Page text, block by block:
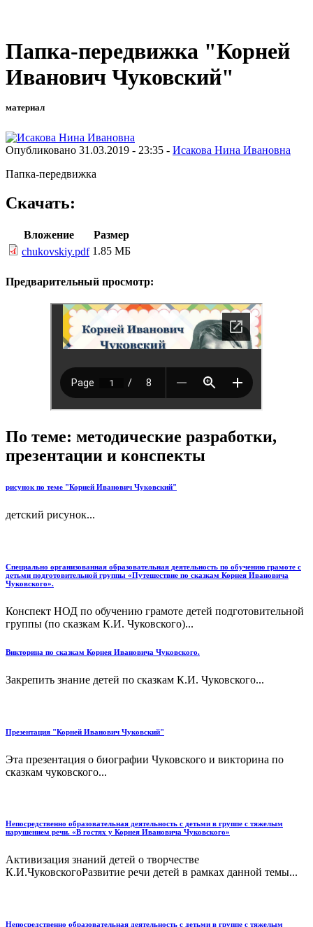
Папка-передвижка "Корней
Иванович Чуковский"
материал
Опубликовано 31.03.2019 - 23:35 - Исакова Нина Ивановна
Папка-передвижка
Скачать:
Вложение
Размер
chukovskiy.pdf 1.85 МБ
Предварительный просмотр:
По теме: методические разработки,
презентации и конспекты
рисунок по теме "Корней Иванович Чуковский"
детский рисунок...
Специально организованная образовательная деятельность по обучению грамоте с
детьми подготовительной группы «Путешествие по сказкам Корнея Ивановича
Чуковского».
Конспект НОД по обучению грамоте детей подготовительной
группы (по сказкам К.И. Чуковского)...
Викторина по сказкам Корнея Ивановича Чуковского.
Закрепить знание детей по сказкам К.И. Чуковского...
Презентация "Корней Иванович Чуковский"
Эта презентация о биографии Чуковского и викторина по
сказкам чуковского...
Непосредственно образовательная деятельность с детьми в группе с тяжелым
нарушением речи. «В гостях у Корнея Ивановича Чуковского»
Активизация знаний детей о творчестве
К.И.ЧуковскогоРазвитие речи детей в рамках данной темы...
Непосредственно образовательная деятельность с детьми в группе с тяжелым